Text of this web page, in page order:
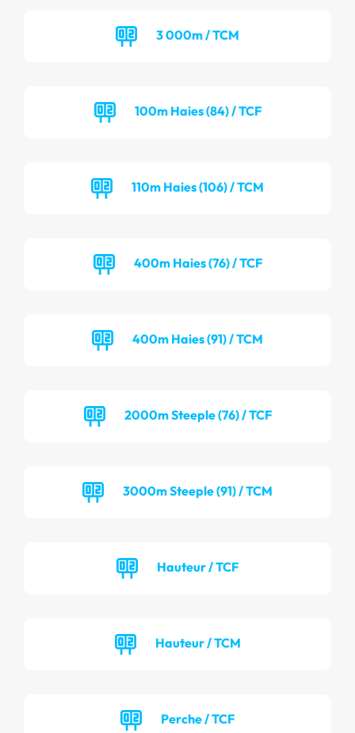
3 000m / TCM
100m Haies (84) / TCF
110m Haies (106) / TCM
400m Haies (76) / TCF
400m Haies (91) / TCM
2000m Steeple (76) / TCF
3000m Steeple (91) / TCM
Hauteur / TCF
Hauteur / TCM
Perche / TCF